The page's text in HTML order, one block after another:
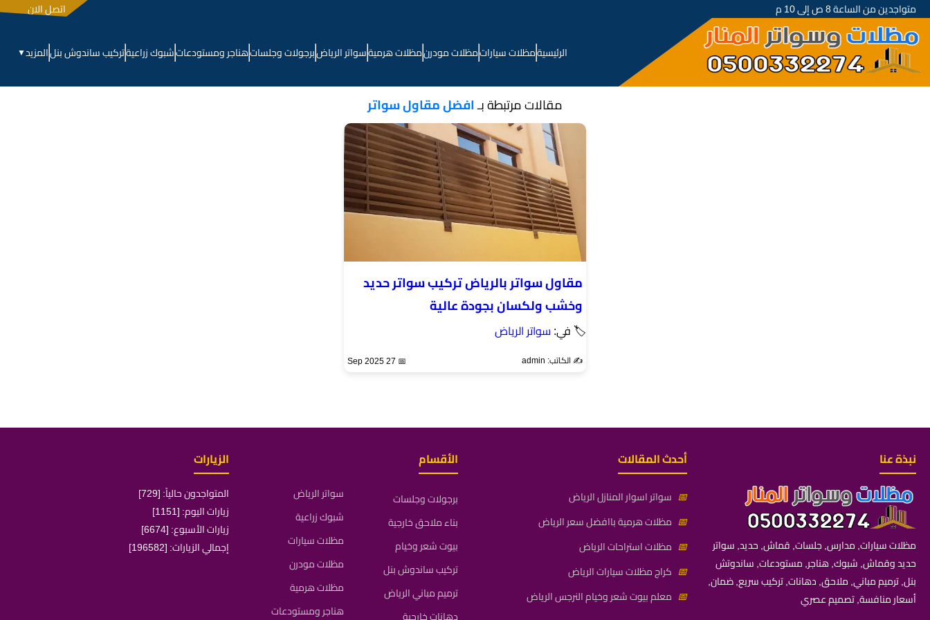
متواجدين من الساعة 8 ص إلى 10 م اتصل الان
الرئيسيةمظلات سياراتمظلات مودرنمظلات هرميةسواتر الرياضبرجولات وجلساتهناجر ومستودعاتشبوك زراعيةتركيب ساندوش بنلالمزيد▼
مقالات مرتبطة بـافضل مقاول سواتر
مقاول سواتر بالرياض تركيب سواتر حديد
وخشب ولكسان بجودة عالية
🏷 في: سواتر الرياض
✍️ الكاتب: admin 📅 27 Sep 2025
نبذة عنا
مظلات سيارات, مدارس, جلسات, قماش, حديد, سواتر
حديد وقماش, شبوك, هناجر, مستودعات, ساندوتش
بنل, ترميم مباني, ملاحق, دهانات, تركيب سريع, ضمان,
أسعار منافسة, تصميم عصري
أحدث المقالات
📅 سواتر اسوار المنازل الرياض
📅 مظلات هرمية باافضل سعر الرياض
📅 مظلات استراحات الرياض
📅 كراج مظلات سيارات الرياض
📅 معلم بيوت شعر وخيام النرجس الرياض
الأقسام
برجولات وجلسات
بناء ملاحق خارجية
بيوت شعر وخيام
تركيب ساندوش بنل
ترميم مباني الرياض
سواتر الرياض
شبوك زراعية
مظلات سيارات
مظلات مودرن
مظلات هرمية
هناجر ومستودعات
الزيارات
المتواجدون حالياً: [729]
زيارات اليوم: [1151]
زيارات الأسبوع: [6674]
إجمالي الزيارات: [196582]